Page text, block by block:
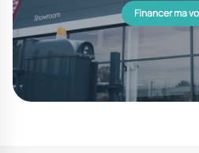
Financer ma